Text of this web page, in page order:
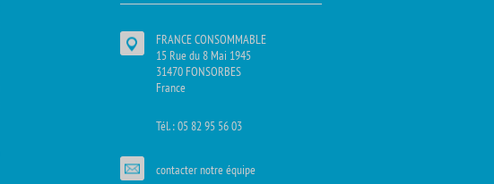
FRANCE CONSOMMABLE
15 Rue du 8 Mai 1945
31470 FONSORBES
France
Tél. : 05 82 95 56 03
contacter notre équipe